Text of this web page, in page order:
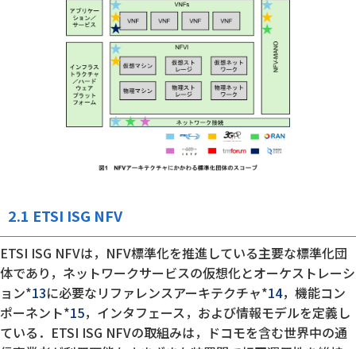
2.1 ETSI ISG NFV
ETSI ISG NFVは，NFV標準化を推進している主要な標準化団
体であり，ネットワークサービスの仮想化とオーケストレーシ
ョン*13に必要なリファレンスアーキテクチャ*14，機能コン
ポーネント*15，インタフェース，および情報モデルを定義し
ている．ETSI ISG NFVの取組みは，ドコモを含む世界中の通